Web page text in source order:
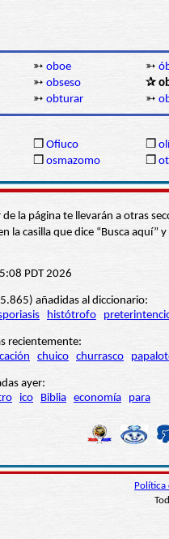
➳ oboe ➳
➳ obseso ✰
➳ obturar ➳
❒ Ofiuco ❒
❒ osmazomo ❒
la página te llevarán a otras
la casilla que dice “Busca
PDT 2026
añadidas al diccionario:
histótrofo
recientemente:
chuico churrasco
ayer:
ico Biblia economía para
Política